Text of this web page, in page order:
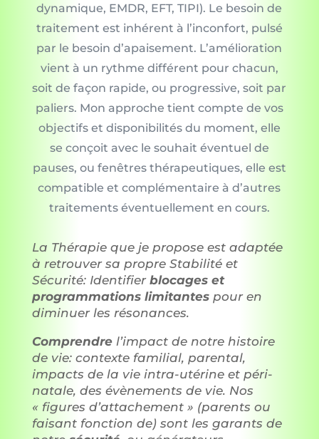
dynamique, EMDR, EFT, TIPI). Le besoin de
traitement est inhérent à l’inconfort, pulsé
par le besoin d’apaisement. L’amélioration
vient à un rythme différent pour chacun,
soit de façon rapide, ou progressive, soit par
paliers. Mon approche tient compte de vos
objectifs et disponibilités du moment, elle
se conçoit avec le souhait éventuel de
pauses, ou fenêtres thérapeutiques, elle est
compatible et complémentaire à d’autres
traitements éventuellement en cours.
La Thérapie que je propose est adaptée
à retrouver sa propre Stabilité et
Sécurité: Identifierblocages et
programmations limitantespour en
diminuer les résonances.
Comprendrel’impact de notre histoire
de vie: contexte familial, parental,
impacts de la vie intra-utérine et péri-
natale, des évènements de vie. Nos
« figures d’attachement » (parents ou
faisant fonction de) sont les garants de